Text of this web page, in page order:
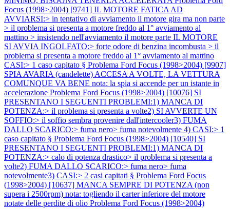
Focus (1998>2004) [9741] IL MOTORE FATICA AD
AVVIARSI:> in tentativo di avviamento il motore gira ma non parte
> il problema si presenta a motore freddo al 1° avviamento al
mattino > insistendo nell'avviamento il motore parte IL MOTORE
SI AVVIA INGOLFATO:> forte odore di benzina incombusta > il
problema si presenta a motore freddo al 1° avviamento al mattino
CASI:> 1 caso capitato § Problema Ford Focus (1998>2004) [9907]
SPIA AVARIA (candelette) ACCESA A VOLTE, LA VETTURA
COMUNQUE VA BENE nota: la spia si accende per un istante in
accelerazione Problema Ford Focus (1998>2004) [10076] SI
PRESENTANO I SEGUENTI PROBLEMI:1) MANCA DI
POTENZA:> il problema si presenta a volte2) SI AVVERTE UN
SOFFIO:> il soffio sembra provenire dall'intercooler3) FUMA
DALLO SCARICO:> fuma nero> fuma notevolmente 4) CASI:> 1
caso capitato § Problema Ford Focus (1998>2004) [10540] SI
PRESENTANO I SEGUENTI PROBLEMI:1) MANCA DI
POTENZA:> calo di potenza drastico> il problema si presenta a
volte2) FUMA DALLO SCARICO:> fuma nero> fuma
notevolmente3) CASI:> 2 casi capitati § Problema Ford Focus
(1998>2004) [10637] MANCA SEMPRE DI POTENZA (non
supera i 2500rpm) nota: togliendo il carter inferiore del motore
notate delle perdite di olio Problema Ford Focus (1998>2004)